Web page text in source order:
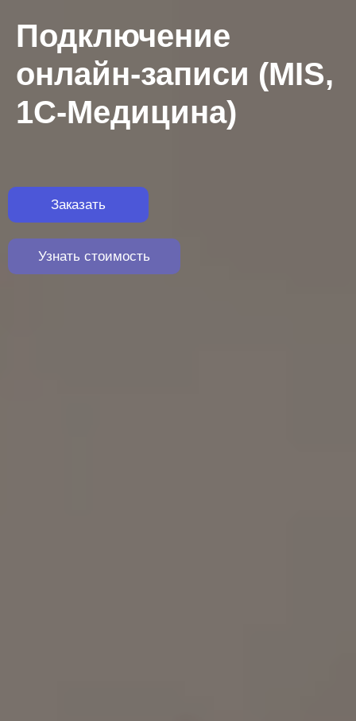
Подключение
онлайн-записи (MIS,
1С-Медицина)
Заказать
Узнать стоимость